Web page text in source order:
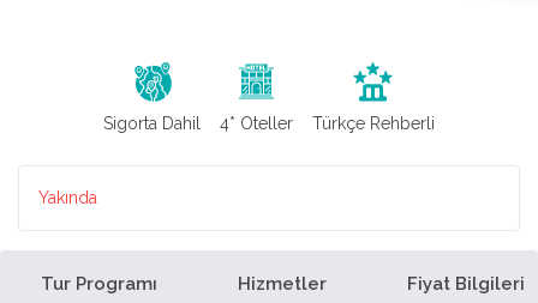
Sigorta Dahil 4* Oteller Türkçe Rehberli
Yakında
Tur Programı Hizmetler Fiyat Bilgileri